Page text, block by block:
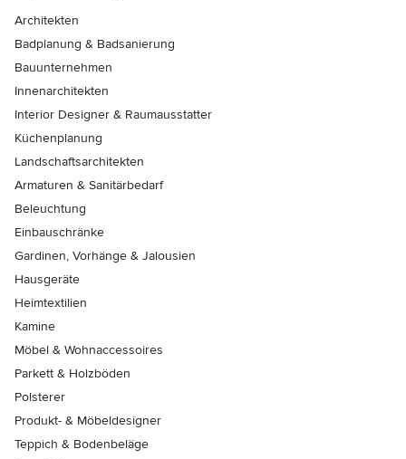
Architekten
Badplanung & Badsanierung
Bauunternehmen
Innenarchitekten
Interior Designer & Raumausstatter
Küchenplanung
Landschaftsarchitekten
Armaturen & Sanitärbedarf
Beleuchtung
Einbauschränke
Gardinen, Vorhänge & Jalousien
Hausgeräte
Heimtextilien
Kamine
Möbel & Wohnaccessoires
Parkett & Holzböden
Polsterer
Produkt- & Möbeldesigner
Teppich & Bodenbeläge